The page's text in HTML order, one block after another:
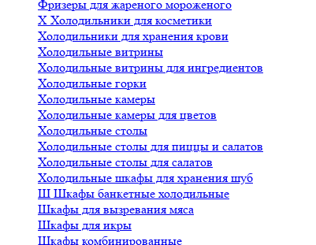
Фризеры для жареного мороженого
Х Холодильники для косметики
Холодильники для хранения крови
Холодильные витрины
Холодильные витрины для ингредиентов
Холодильные горки
Холодильные камеры
Холодильные камеры для цветов
Холодильные столы
Холодильные столы для пиццы и салатов
Холодильные столы для салатов
Холодильные шкафы для хранения шуб
Ш Шкафы банкетные холодильные
Шкафы для вызревания мяса
Шкафы для икры
Шкафы комбинированные